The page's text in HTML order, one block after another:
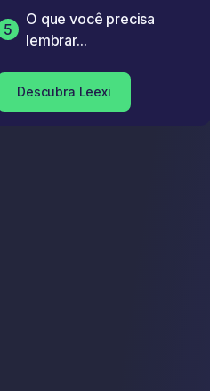
5
O que você precisa
lembrar...
Descubra Leexi